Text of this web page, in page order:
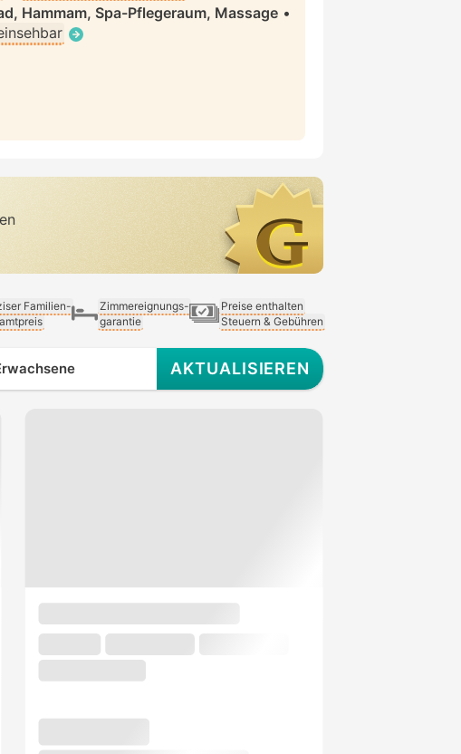
Hammam, Spa-Pflegeraum, Massage •
Familien-
Zimmereignungs-
garantie
Preise enthalten
Steuern & Gebühren
AKTUALISIEREN